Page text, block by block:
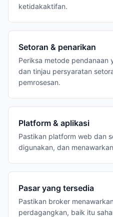
ketidakaktifan.
Setoran & penarikan
Periksa metode pendanaan
dan tinjau persyaratan
pemrosesan.
Platform & aplikasi
Pastikan platform web dan
digunakan, dan
Pasar yang tersedia
Pastikan broker
perdagangkan, baik itu